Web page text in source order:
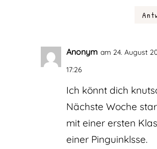
Anonym am 24. August
17:26
Ich könnt dich
Nächste Woche
mit einer ersten
einer Pinguinklsse.